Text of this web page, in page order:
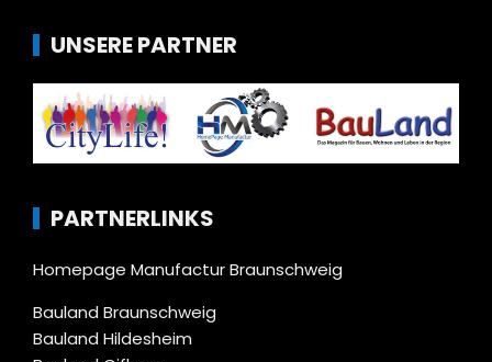
UNSERE PARTNER
PARTNERLINKS
Homepage Manufactur Braunschweig
Bauland Braunschweig
Bauland Hildesheim